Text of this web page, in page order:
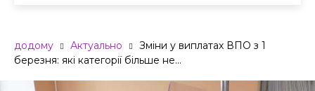
додому Актуально
Зміни у виплатах ВПО з 1
березня: які категорії більше не...